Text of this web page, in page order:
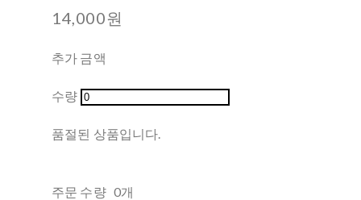
14,000원
추가 금액
수량
품절된 상품입니다.
주문 수량 0개